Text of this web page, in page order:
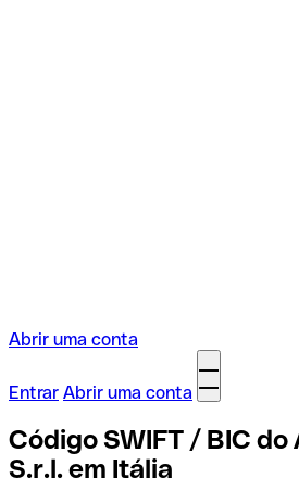
Abrir uma conta
Entrar Abrir uma conta
Código SWIFT / BIC
S.r.l. em Itália